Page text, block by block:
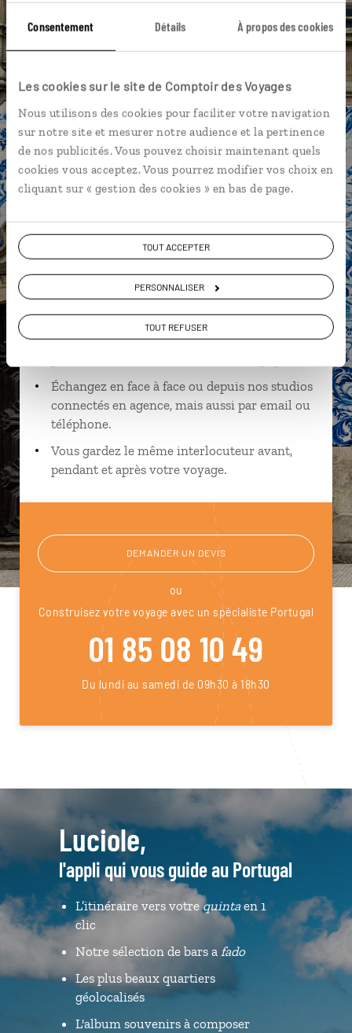
Consentement Détails À propos des cookies
Les cookies sur le site de Comptoir des Voyages
Nous utilisons des cookies pour faciliter votre navigation
sur notre site et mesurer notre audience et la pertinence
de nos publicités. Vous pouvez choisir maintenant quels
cookies vous acceptez. Vous pourrez modifier vos choix en
cliquant sur « gestion des cookies » en bas de page.
TOUT ACCEPTER
PERSONNALISER
TOUT REFUSER
Angra do Heroismo - Terceira Furnas - Sao Miguel
Île de Santa Maria Île de Terceira Miradouros
Paz,
spécialiste Portugal
Suivez vos envies et demandez conseils à nos
Ils sauront organiser votre itinéraire au plus
Échangez en face à face ou depuis nos studios
connectés en agence, mais aussi par email ou
téléphone.
Vous gardez le même interlocuteur avant,
pendant et après votre voyage.
DEMANDER UN DEVIS
ou
Construisez votre voyage avec un spécialiste Portugal
01 85 08 10 49
Du lundi au samedi de 09h30 à 18h30
Luciole,
l'appli qui vous guide au Portugal
L’itinéraire vers votrequintaen 1
clic
Notre sélection de bars a fado
Les plus beaux quartiers
géolocalisés
L'album souvenirs à composer